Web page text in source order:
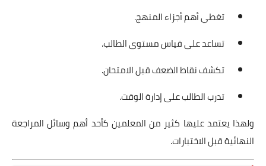
تغطي أهم أجزاء المنهج.
تساعد على قياس مستوى الطالب.
تكشف نقاط الضعف قبل الامتحان.
تدرب الطالب على إدارة الوقت.
ولهذا يعتمد عليها كثير من المعلمين كأحد أهم وسائل المراجعة
النهائية قبل الاختبارات.